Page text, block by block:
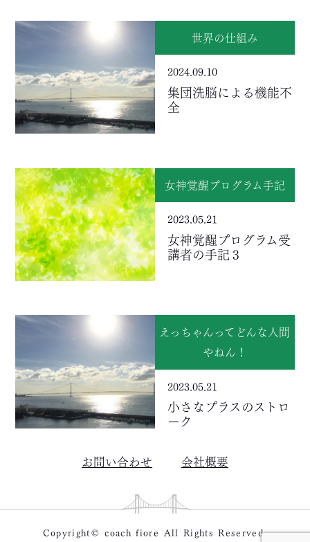
世界の仕組み
2024.09.10
集団洗脳による機能不
全
女神覚醒プログラム手記
2023.05.21
女神覚醒プログラム受
講者の手記３
えっちゃんってどんな人間
やねん！
2023.05.21
小さなプラスのストロ
ーク
お問い合わせ 会社概要
Copyright© coach fiore All Rights Reserved.